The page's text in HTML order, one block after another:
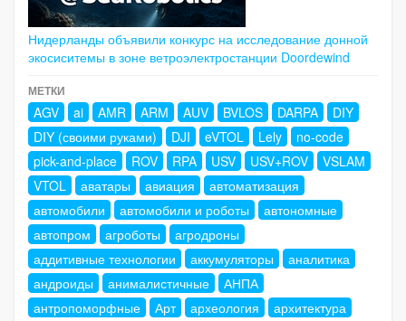
Нидерланды объявили конкурс на исследование донной
экосиситемы в зоне ветроэлектростанции Doordewind
МЕТКИ
AGV ai AMR ARM AUV BVLOS DARPA
DIY
DIY (своими руками)
DJI eVTOL Lely
no-code
pick-and-place
ROV RPA USV USV+ROV
VSLAM
VTOL
аватары авиация
автоматизация
автомобили
автомобили и роботы
автономные
автопром
агроботы
агродроны
аддитивные технологии
аккумуляторы
аналитика
андроиды
анималистичные
АНПА
антропоморфные
Арт археология
архитектура